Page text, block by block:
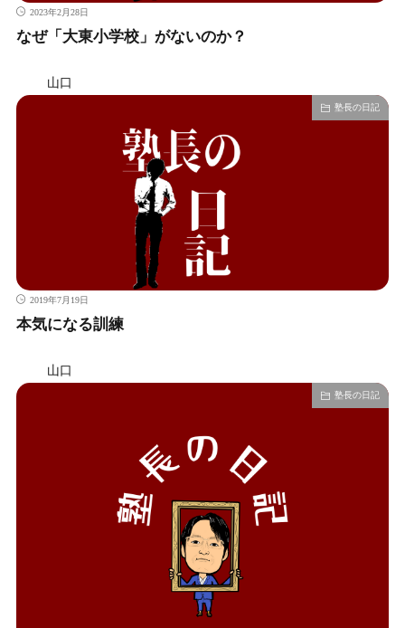
2023年2月28日
なぜ「大東小学校」がないのか？
山口
塾長の日記
2019年7月19日
本気になる訓練
山口
塾長の日記